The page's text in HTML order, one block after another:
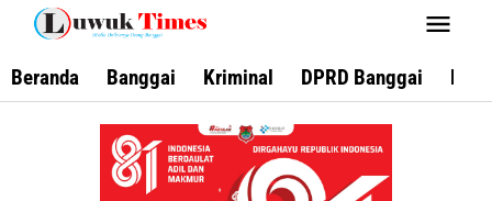
Lewati
konten
Beranda Banggai Kriminal DPRD Banggai